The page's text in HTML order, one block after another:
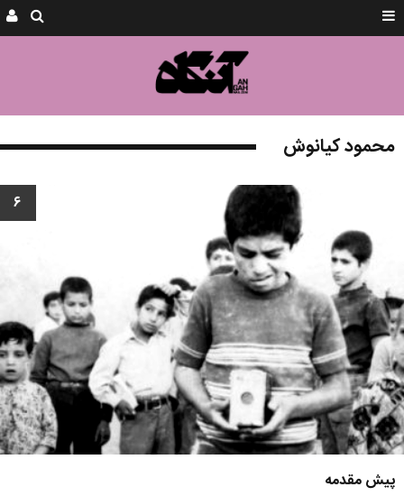
محمود کیانوش
۶
پیش مقدمه